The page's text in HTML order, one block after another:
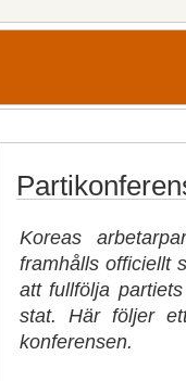
Koreas
framhålls officiellt
att fullfölja
stat. Här följer
konferensen.